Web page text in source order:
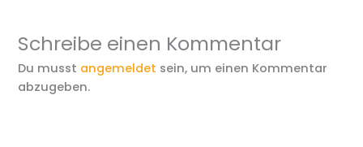
Schreibe einen Kommentar
Du musst angemeldet sein, um einen Kommentar
abzugeben.